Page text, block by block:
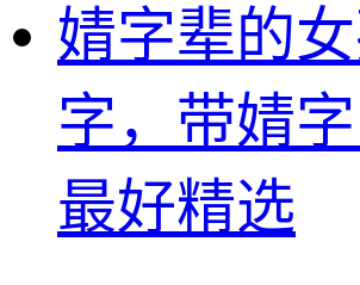
婧字辈的
字，带婧
最好精选